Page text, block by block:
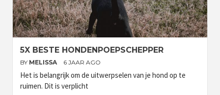
5X BESTE HONDENPOEPSCHEPPER
BY MELISSA 6 JAAR AGO
Het is belangrijk om de uitwerpselen van je hond op te
ruimen. Dit is verplicht